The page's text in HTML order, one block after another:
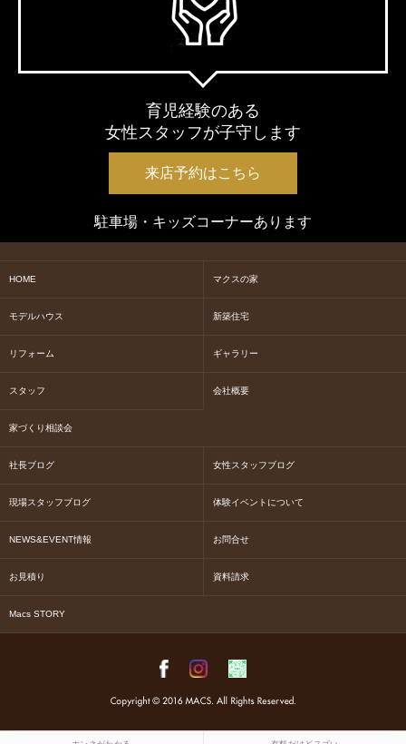
育児経験のある
女性スタッフが子守します
来店予約はこちら
駐車場・キッズコーナーあります
HOME マクスの家
モデルハウス 新築住宅
リフォーム ギャラリー
スタッフ 会社概要
家づくり相談会
社長ブログ 女性スタッフブログ
現場スタッフブログ 体験イベントについて
NEWS&EVENT情報 お問合せ
お見積り 資料請求
Macs STORY